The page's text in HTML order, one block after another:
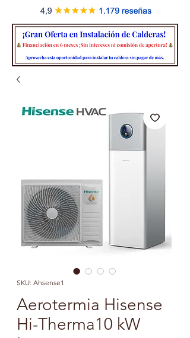
SKU: Ahsense1
Aerotermia Hisense
Hi-Therma10 kW